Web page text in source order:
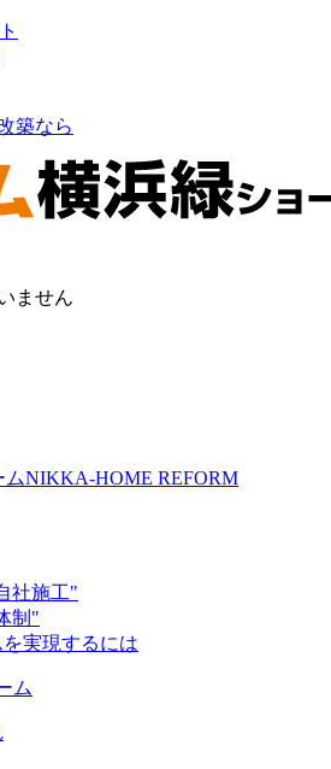
築なら
ません
ムNIKKA-HOME REFORM
社施工"
制"
実現するには
ム